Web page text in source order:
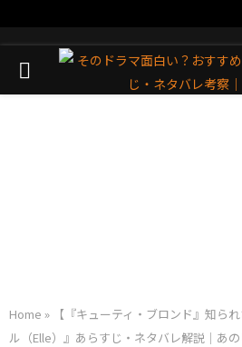
PRIMARY
Home »
【『キューティ・ブロンド』知ら
ル（Elle）』あらすじ・ネタバレ解説｜あ